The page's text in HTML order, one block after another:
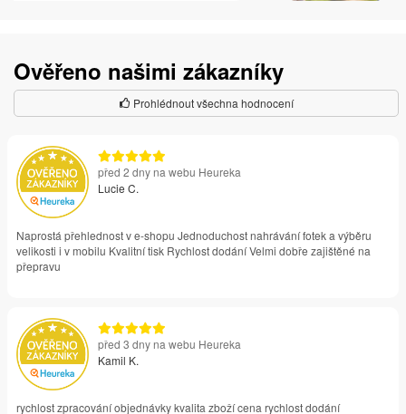
Ověřeno našimi zákazníky
Prohlédnout všechna hodnocení
před 2 dny na webu Heureka
Lucie C.
Naprostá přehlednost v e-shopu Jednoduchost nahrávání fotek a výběru
velikosti i v mobilu Kvalitní tisk Rychlost dodání Velmi dobře zajištěné na
přepravu
před 3 dny na webu Heureka
Kamil K.
rychlost zpracování objednávky kvalita zboží cena rychlost dodání